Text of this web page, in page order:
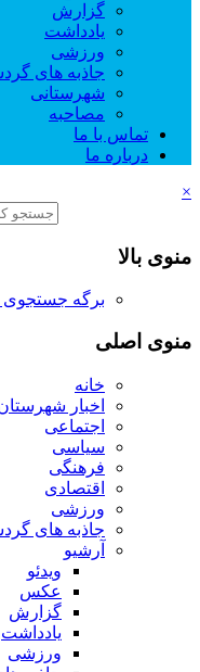
گزارش
یادداشت
ورزشی
جاذبه های
شهرستانی
مصاحبه
تماس با ما
درباره ما
×
منوی بالا
برگه جستجوی
منوی اصلی
خانه
اخبار
اجتماعی
سیاسی
فرهنگی
اقتصادی
ورزشی
جاذبه های
آرشیو
ویدئو
عکس
گزارش
یادداشت
ورزشی